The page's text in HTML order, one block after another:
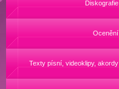
Diskografie
Ocenění
Texty písní, videoklipy, akordy